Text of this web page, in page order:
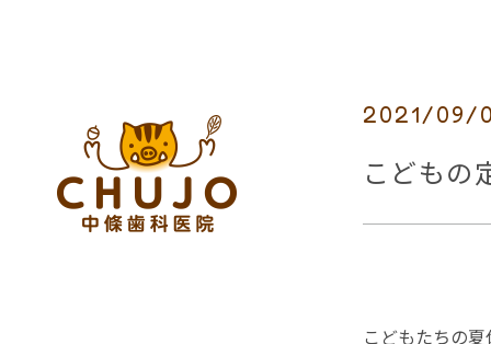
2021/09/
こどもの
こどもたちの